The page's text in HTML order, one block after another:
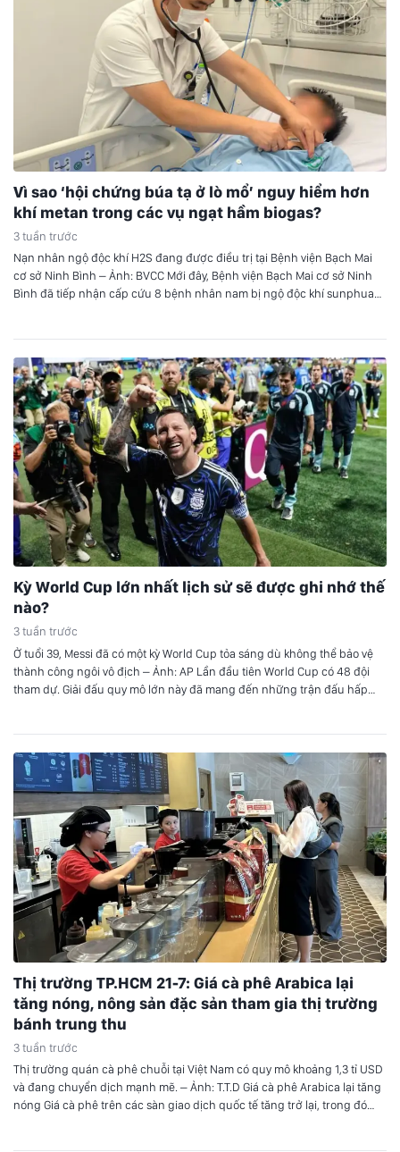
Vì sao ‘hội chứng búa tạ ở lò mổ’ nguy hiểm hơn
khí metan trong các vụ ngạt hầm biogas?
3 tuần trước
Nạn nhân ngộ độc khí H2S đang được điều trị tại Bệnh viện Bạch Mai
cơ sở Ninh Bình – Ảnh: BVCC Mới đây, Bệnh viện Bạch Mai cơ sở Ninh
Bình đã tiếp nhận cấp cứu 8 bệnh nhân nam bị ngộ độc khí sunphua
Kỳ World Cup lớn nhất lịch sử sẽ được ghi nhớ thế
nào?
3 tuần trước
Ở tuổi 39, Messi đã có một kỳ World Cup tỏa sáng dù không thể bảo vệ
thành công ngôi vô địch – Ảnh: AP Lần đầu tiên World Cup có 48 đội
tham dự. Giải đấu quy mô lớn này đã mang đến những trận đấu hấp
Thị trường TP.HCM 21-7: Giá cà phê Arabica lại
tăng nóng, nông sản đặc sản tham gia thị trường
bánh trung thu
3 tuần trước
Thị trường quán cà phê chuỗi tại Việt Nam có quy mô khoảng 1,3 tỉ USD
và đang chuyển dịch mạnh mẽ. – Ảnh: T.T.D Giá cà phê Arabica lại tăng
nóng Giá cà phê trên các sàn giao dịch quốc tế tăng trở lại, trong đó